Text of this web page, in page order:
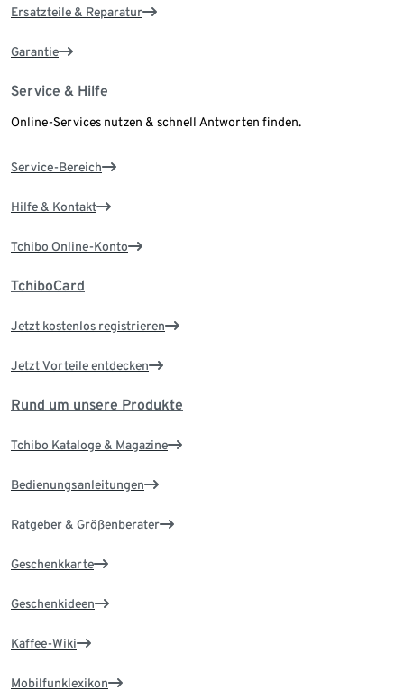
Ersatzteile & Reparatur
Garantie
Service & Hilfe
Online-Services nutzen & schnell Antworten finden.
Service-Bereich
Hilfe & Kontakt
Tchibo Online-Konto
TchiboCard
Jetzt kostenlos registrieren
Jetzt Vorteile entdecken
Rund um unsere Produkte
Tchibo Kataloge & Magazine
Bedienungsanleitungen
Ratgeber & Größenberater
Geschenkkarte
Geschenkideen
Kaffee-Wiki
Mobilfunklexikon